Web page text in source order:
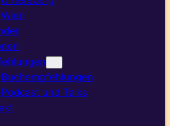
Wien
Buchempfehlungen
Podcast und Talks